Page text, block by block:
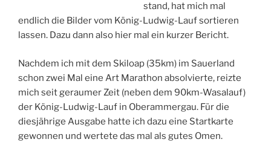
stand, hat mich mal
endlich die Bilder vom König-Ludwig-Lauf sortieren
lassen. Dazu dann also hier mal ein kurzer Bericht.
Nachdem ich mit dem Skiloap (35km) im Sauerland
schon zwei Mal eine Art Marathon absolvierte, reizte
mich seitgeraumer Zeit (neben dem 90km-Wasalauf)
der König-Ludwig-Lauf in Oberammergau. Für die
diesjährige Ausgabe hatte ich dazu eine Startkarte
gewonnen und wertete das mal als gutes Omen.